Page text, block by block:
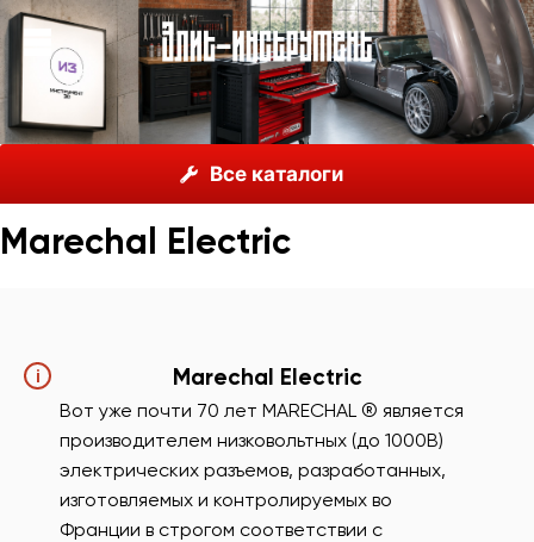
Все каталоги
Marechal Electric
Marechal Electric
i Marechal Electric
Вот уже почти 70 лет MARECHAL ® является
производителем низковольтных (до 1000В)
электрических разъемов, разработанных,
изготовляемых и контролируемых во
Франции в строгом соответствии с